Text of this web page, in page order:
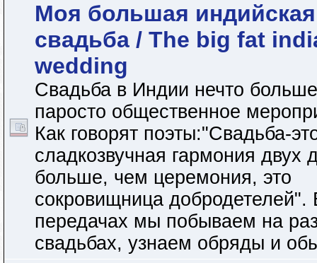
Моя большая индийская
свадьба / The big fat
wedding
Свадьба в Индии нечто
паросто общественное
Как говорят поэты:"Свадьба-
сладкозвучная гармония двух
больше, чем церемония, это
сокровищница добродетелей".
передачах мы побываем на
свадьбах, узнаем обряды и